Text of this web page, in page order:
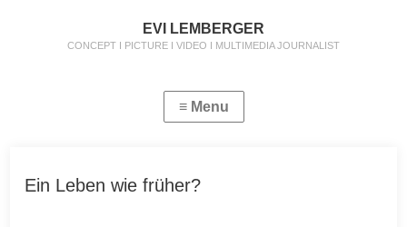
EVI LEMBERGER
CONCEPT I PICTURE I VIDEO I MULTIMEDIA JOURNALIST
Ein Leben wie früher?